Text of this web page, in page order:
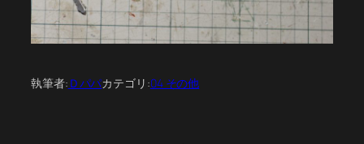
執筆者: Ｄパパカテゴリ:04 その他